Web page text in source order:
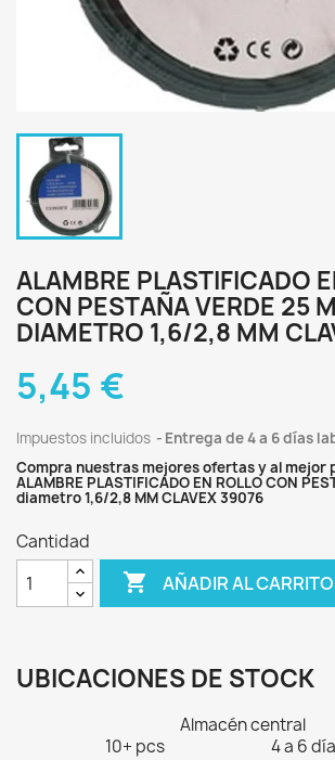
ALAMBRE PLASTIFICADO
CON PESTAÑA VERDE 25 M
DIAMETRO 1,6/2,8 MM
5,45 €
Impuestos incluidos
Entrega de 4 a 6 días
Compra nuestras mejores ofertas y al mejor
ALAMBRE PLASTIFICADO EN ROLLO CON
diametro 1,6/2,8 MM CLAVEX 39076
Cantidad
 AÑADIR AL CARRITO
UBICACIONES DE STOCK
Almacén central
10+ pcs
4 a 6